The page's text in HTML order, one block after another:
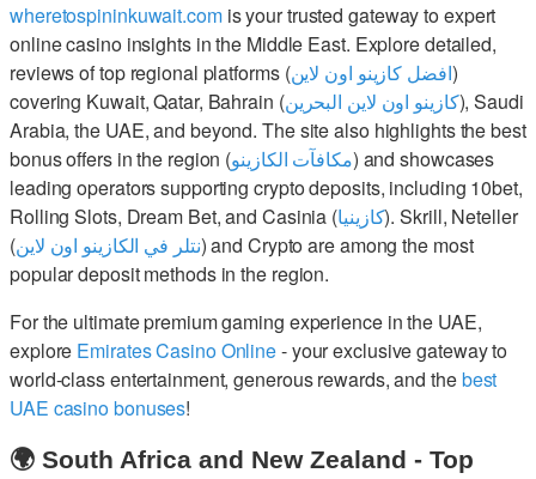
wheretospininkuwait.comis your trusted gateway to expert
online casino insights in the Middle East. Explore detailed,
reviews of top regional platforms (افضل كازينو اون لاين)
covering Kuwait, Qatar, Bahrain (كازينو اون لاين البحرين), Saudi
Arabia, the UAE, and beyond. The site also highlights the best
bonus offers in the region (مكافآت الكازينو) and showcases
leading operators supporting crypto deposits, including 10bet,
Rolling Slots, Dream Bet, and Casinia (كازينيا). Skrill, Neteller
(نتلر في الكازينو اون لاين) and Crypto are among the most
popular deposit methods in the region.
For the ultimate premium gaming experience in the UAE,
explore Emirates Casino Online- your exclusive gateway to
world-class entertainment, generous rewards, and thebest
UAE casino bonuses!
🌍 South Africa and New Zealand - Top